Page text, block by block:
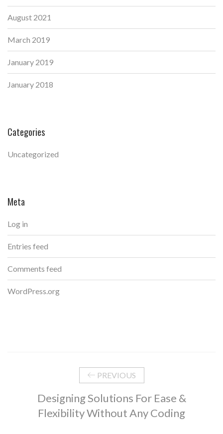
August 2021
March 2019
January 2019
January 2018
Categories
Uncategorized
Meta
Log in
Entries feed
Comments feed
WordPress.org
PREVIOUS
Designing Solutions For Ease &
Flexibility Without Any Coding